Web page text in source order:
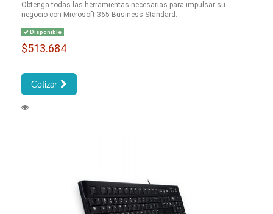
Obtenga todas las herramientas necesarias para impulsar su
negocio con Microsoft 365 Business Standard.
Disponible
$513.684
Cotizar